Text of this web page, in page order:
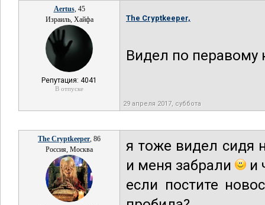
Aertus, 45
Израиль, Хайфа
Репутация: 4041
В отпуске
The Cryptkeeper,
Видел по перавому
29 апреля 2017, суббота
The Cryptkeeper, 86
Россия, Москва
я тоже видел сидя
и меня забрали
и
если постите